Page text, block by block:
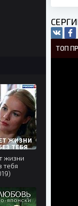
ТОП
жизни
тебя